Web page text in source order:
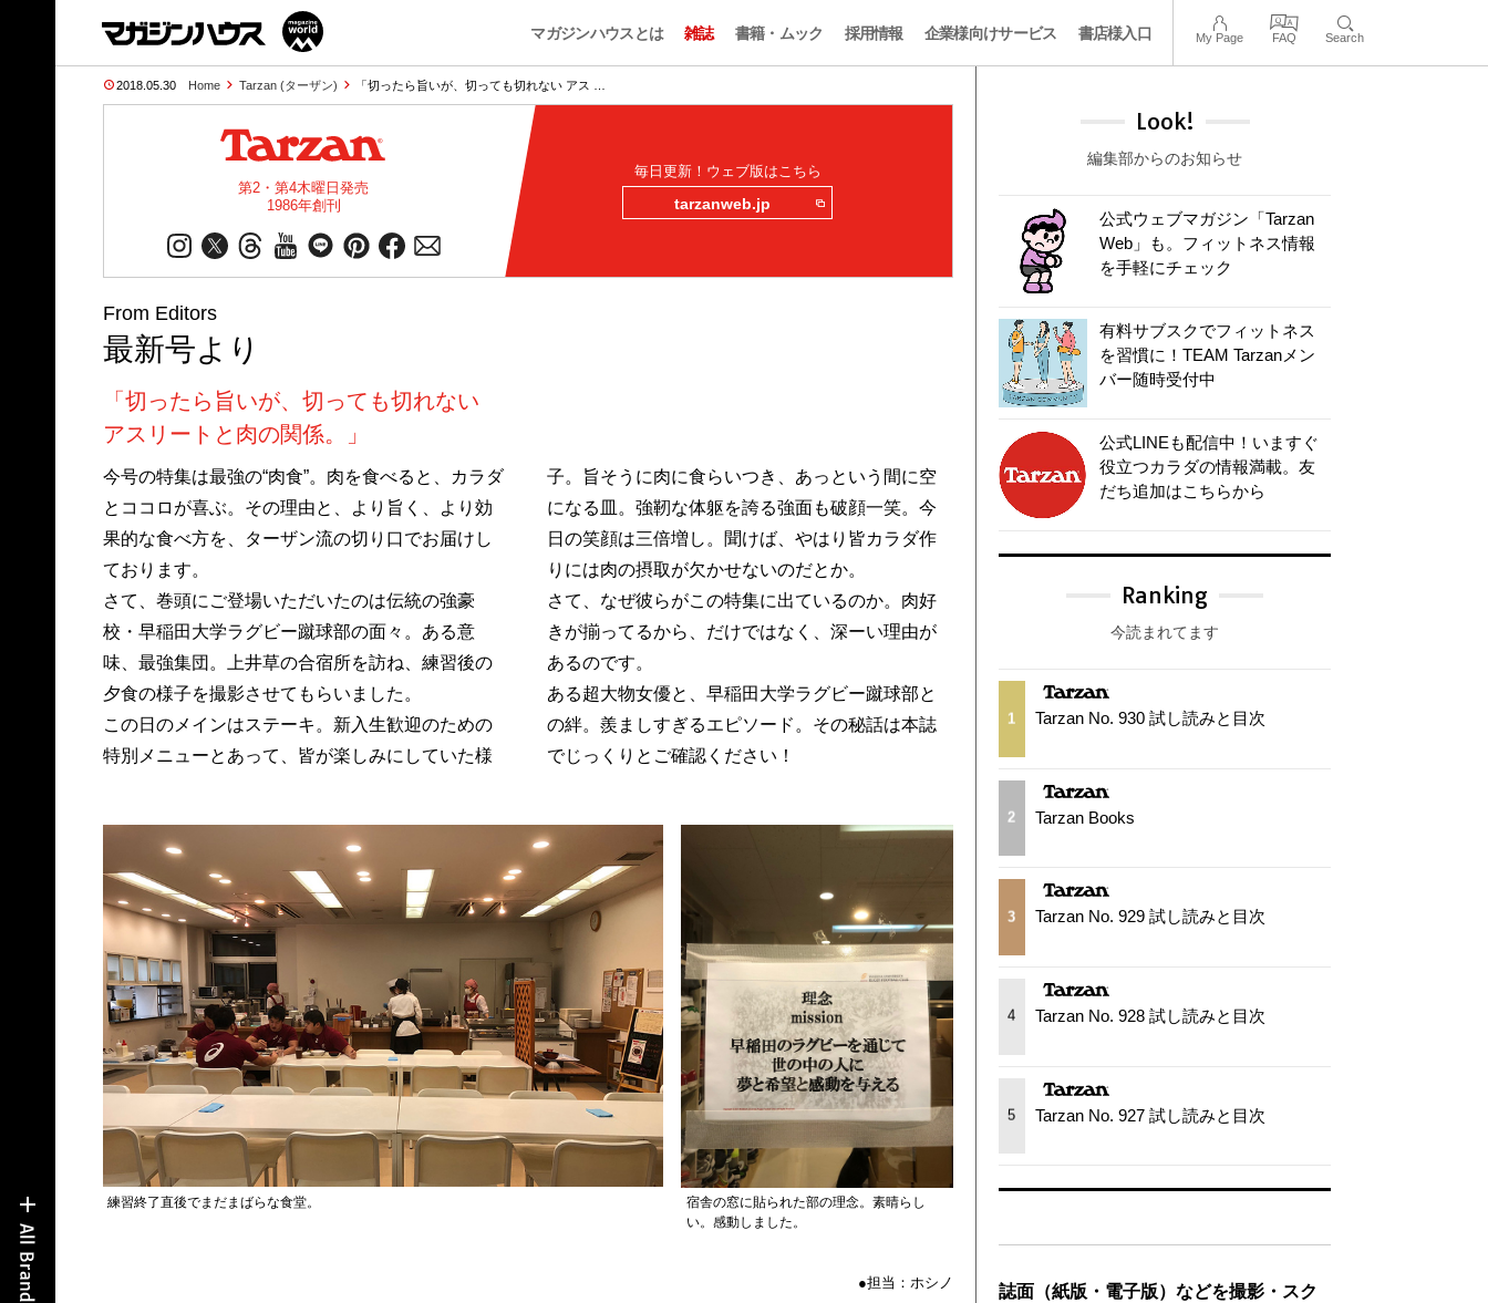
マガジンハウスとは 雑誌 書籍・ムック 採用情報 企業様向けサービス 書店様入口 My Page FAQ Search
2018.05.30 Home Tarzan (ターザン) 「切ったら旨いが、切っても切れない アス …
第2・第4木曜日発売
1986年創刊
毎日更新！ウェブ版はこちら
tarzanweb.jp
From Editors
最新号より
「切ったら旨いが、切っても切れない
アスリートと肉の関係。」
今号の特集は最強の“肉食”。肉を食べると、カラダ
とココロが喜ぶ。その理由と、より旨く、より効
果的な食べ方を、ターザン流の切り口でお届けし
ております。
さて、巻頭にご登場いただいたのは伝統の強豪
校・早稲田大学ラグビー蹴球部の面々。ある意
味、最強集団。上井草の合宿所を訪ね、練習後の
夕食の様子を撮影させてもらいました。
この日のメインはステーキ。新入生歓迎のための
特別メニューとあって、皆が楽しみにしていた様
子。旨そうに肉に食らいつき、あっという間に空
になる皿。強靭な体躯を誇る強面も破顔一笑。今
日の笑顔は三倍増し。聞けば、やはり皆カラダ作
りには肉の摂取が欠かせないのだとか。
さて、なぜ彼らがこの特集に出ているのか。肉好
きが揃ってるから、だけではなく、深ーい理由が
あるのです。
ある超大物女優と、早稲田大学ラグビー蹴球部と
の絆。羨ましすぎるエピソード。その秘話は本誌
でじっくりとご確認ください！
練習終了直後でまだまばらな食堂。
宿舎の窓に貼られた部の理念。素晴らし
い。感動しました。
●担当：ホシノ
Look!
編集部からのお知らせ
公式ウェブマガジン「Tarzan
Web」も。フィットネス情報
を手軽にチェック
有料サブスクでフィットネス
を習慣に！TEAM Tarzanメン
バー随時受付中
公式LINEも配信中！いますぐ
役立つカラダの情報満載。友
だち追加はこちらから
Ranking
今読まれてます
1 Tarzan No. 930 試し読みと目次
2 Tarzan Books
3 Tarzan No. 929 試し読みと目次
4 Tarzan No. 928 試し読みと目次
5 Tarzan No. 927 試し読みと目次
誌面（紙版・電子版）などを撮影・スク